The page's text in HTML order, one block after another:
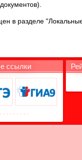
в разделе
ссылки